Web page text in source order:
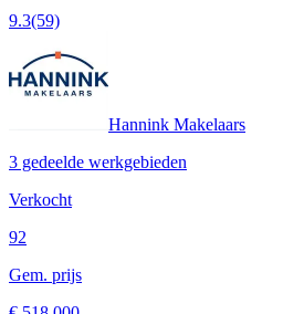
9.3(59)
Hannink Makelaars
3 gedeelde werkgebieden
Verkocht
92
Gem. prijs